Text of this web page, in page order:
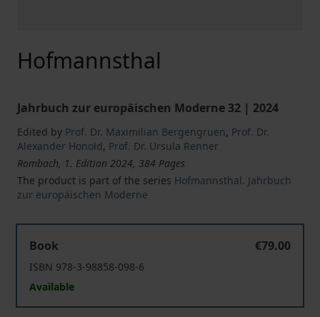
Hofmannsthal
Jahrbuch zur europäischen Moderne 32 | 2024
Edited by Prof. Dr. Maximilian Bergengruen, Prof. Dr.
Alexander Honold, Prof. Dr. Ursula Renner
Rombach, 1. Edition 2024, 384 Pages
The product is part of the series Hofmannsthal. Jahrbuch
zur europäischen Moderne
Book
€79.00
ISBN 978-3-98858-098-6
Available